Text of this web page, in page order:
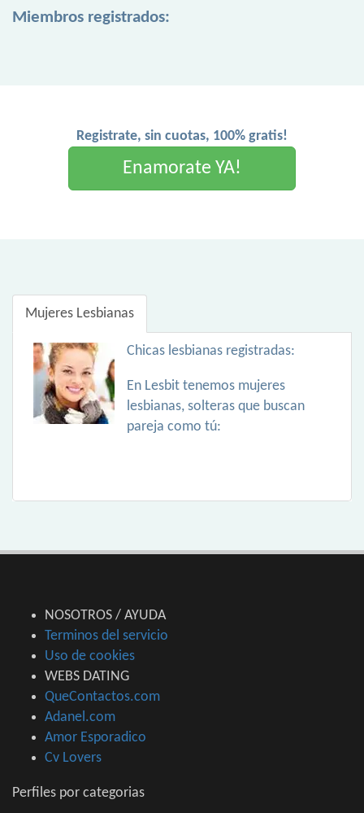
Miembros registrados:
Registrate, sin cuotas, 100% gratis!
Enamorate YA!
Mujeres Lesbianas
Chicas lesbianas registradas:
En Lesbit tenemos mujeres
lesbianas, solteras que buscan
pareja como tú:
NOSOTROS / AYUDA
Terminos del servicio
Uso de cookies
WEBS DATING
QueContactos.com
Adanel.com
Amor Esporadico
Cv Lovers
Perfiles por categorias